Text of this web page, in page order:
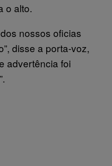
o alto.
nossos oficias
disse a porta-voz,
advertência foi